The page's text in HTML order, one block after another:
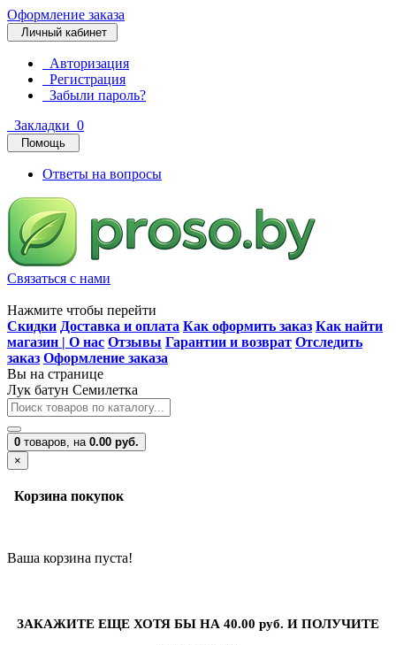
Оформление заказа
Личный кабинет
Авторизация
Регистрация
Забыли пароль?
Закладки 0
Помощь
Ответы на вопросы
Связаться с нами
Нажмите чтобы перейти
Скидки Доставка и оплата Как оформить заказ Как найти
магазин | О нас Отзывы Гарантии и возврат Отследить
заказ Оформление заказа
Вы на странице
Лук батун Семилетка
0 товаров, на 0.00 руб.
×
Корзина покупок
Ваша корзина пуста!
ЗАКАЖИТЕ ЕЩЕ ХОТЯ БЫ НА 40.00 руб. И ПОЛУЧИТЕ